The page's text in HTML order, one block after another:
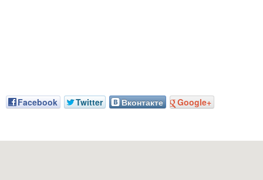
Facebook Twitter Вконтакте Google+